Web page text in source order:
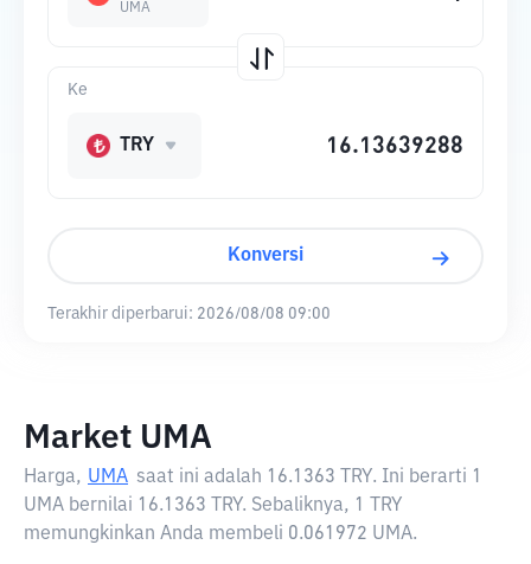
UMA
Ke
TRY
Konversi
Terakhir diperbarui: 2026/08/08 09:00
Market UMA
Harga, UMA saat ini adalah 16.1363 TRY. Ini berarti 1
UMA bernilai 16.1363 TRY. Sebaliknya, 1 TRY
memungkinkan Anda membeli 0.061972 UMA.